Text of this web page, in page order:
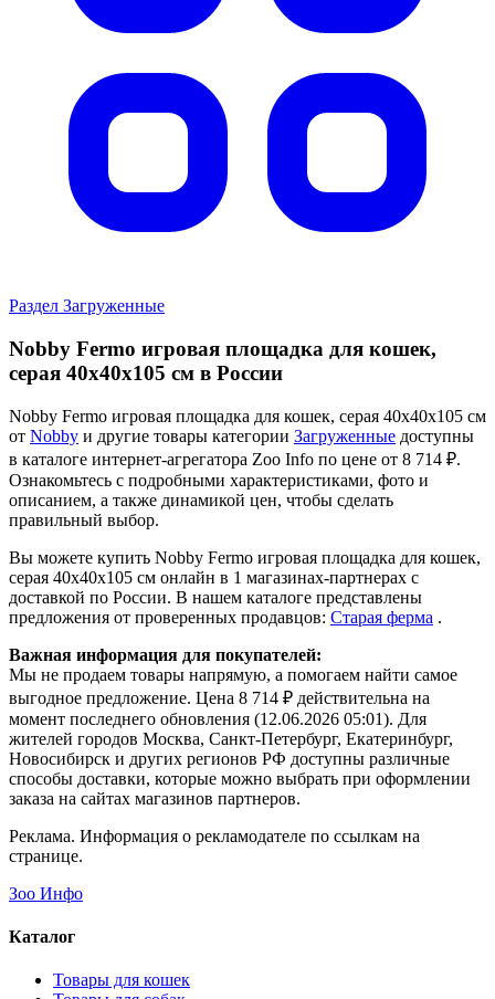
Раздел Загруженные
Nobby Fermo игровая площадка для кошек,
серая 40х40х105 см в России
Nobby Fermo игровая площадка для кошек, серая 40х40х105 см
от Nobby и другие товары категории Загруженные доступны
в каталоге интернет-агрегатора Zoo Info по цене от 8 714 ₽.
Ознакомьтесь с подробными характеристиками, фото и
описанием, а также динамикой цен, чтобы сделать
правильный выбор.
Вы можете купить Nobby Fermo игровая площадка для кошек,
серая 40х40х105 см онлайн в 1 магазинах-партнерах с
доставкой по России. В нашем каталоге представлены
предложения от проверенных продавцов: Старая ферма .
Важная информация для покупателей:
Мы не продаем товары напрямую, а помогаем найти самое
выгодное предложение. Цена 8 714 ₽ действительна на
момент последнего обновления (12.06.2026 05:01). Для
жителей городов Москва, Санкт-Петербург, Екатеринбург,
Новосибирск и других регионов РФ доступны различные
способы доставки, которые можно выбрать при оформлении
заказа на сайтах магазинов партнеров.
Реклама. Информация о рекламодателе по ссылкам на
странице.
Зоо Инфо
Каталог
Товары для кошек